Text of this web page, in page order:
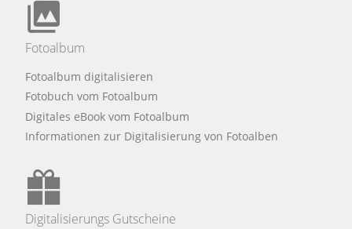
Fotoalbum
Fotoalbum digitalisieren
Fotobuch vom Fotoalbum
Digitales eBook vom Fotoalbum
Informationen zur Digitalisierung von Fotoalben
Digitalisierungs Gutscheine